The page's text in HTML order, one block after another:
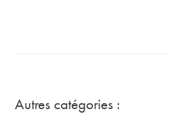
Autres catégories :